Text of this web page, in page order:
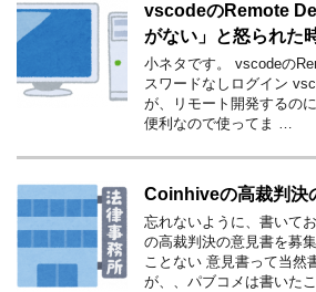
vscodeのRemote
がない」と怒られた
小ネタです。 vscodeの
スワードなしログイン
が、リモート開発するの
便利なので使ってま …
Coinhiveの高裁判決
忘れないように、書いて
の高裁判決の意見書を募
ことない 意見書って当然
が、、パブコメは書いた